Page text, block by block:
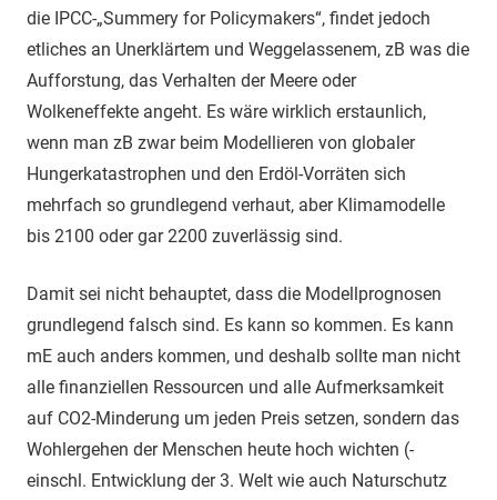
die IPCC-„Summery for Policymakers“, findet jedoch
etliches an Unerklärtem und Weggelassenem, zB was die
Aufforstung, das Verhalten der Meere oder
Wolkeneffekte angeht. Es wäre wirklich erstaunlich,
wenn man zB zwar beim Modellieren von globaler
Hungerkatastrophen und den Erdöl-Vorräten sich
mehrfach so grundlegend verhaut, aber Klimamodelle
bis 2100 oder gar 2200 zuverlässig sind.
Damit sei nicht behauptet, dass die Modellprognosen
grundlegend falsch sind. Es kann so kommen. Es kann
mE auch anders kommen, und deshalb sollte man nicht
alle finanziellen Ressourcen und alle Aufmerksamkeit
auf CO2-Minderung um jeden Preis setzen, sondern das
Wohlergehen der Menschen heute hoch wichten (-
einschl. Entwicklung der 3. Welt wie auch Naturschutz